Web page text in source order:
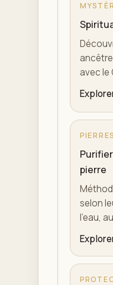
avec le
PIERRES
pierre
selon
l'eau,